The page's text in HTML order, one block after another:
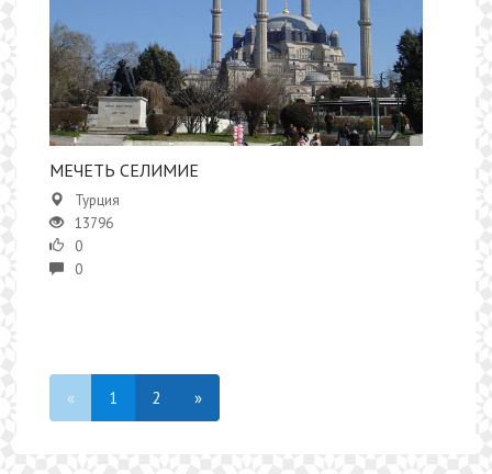
​​МЕЧЕТЬ СЕЛИМИЕ
Турция
13796
0
0
« 1 2 »